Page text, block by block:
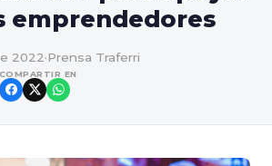
emprendedores
2022·Prensa Traferri
COMPARTIR EN